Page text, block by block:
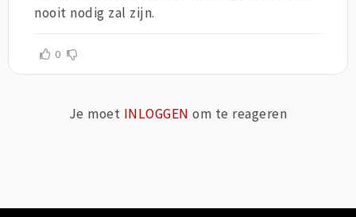
nooit nodig zal zijn.
0
Je moet INLOGGEN om te reageren